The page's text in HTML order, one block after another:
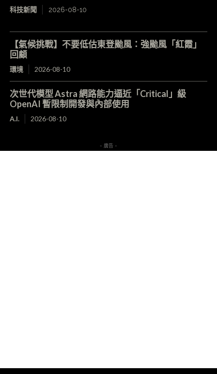
科技新聞 2026-08-10
【氣候挑戰】不要低估東登颱風：強颱風「紅霞」
回顧
環境 2026-08-10
次世代模型 Astra 網路能力逼近「Critical」級
OpenAI 暫限制開發與內部使用
A.I. 2026-08-10
- 廣告 -